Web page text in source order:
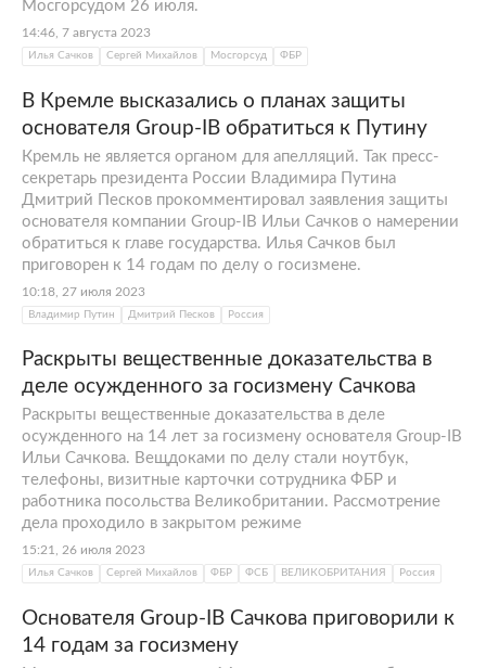
Научная лаборатория усилиями студентов в
тот же год трансформировалась в
полноценную компанию Group-IB
Основателями организации сталиДмитрий
Волкови Илья Сачков. Биография
начинающего предпринимателя начала
постепенно развиваться в секторе
исследования сложных киберпреступлений
и разработки средств предотвращения
кибератак.
Первое дело Group-IB касалось шантажа
высокопоставленного сотрудника крупной
нефтяной компании России, вспоминал
Илья Сачков. Биография структуры, таким
образом, получила новый виток развития
всего спустя несколько месяцев после
основания. Злоумышленник угрожал
распространить компрометирующие
фотоматериалы через электронную почту.
Расследование команды Сачкова Ильи,
длившееся две недели, выявило, что атаку
компании. Она использовала европейский
прокси-сервер для того, чтобы скрыть свою
Мосгорсудом 26 июля.
14:46, 7 августа 2023
Илья Сачков Сергей Михайлов Мосгорсуд ФБР
В Кремле высказались о планах защиты
основателя Group-IB обратиться к Путину
Кремль не является органом для апелляций. Так пресс-
секретарь президента России Владимира Путина
Дмитрий Песков прокомментировал заявления защиты
основателя компании Group-IB Ильи Сачков о намерении
обратиться к главе государства. Илья Сачков был
приговорен к 14 годам по делу о госизмене.
10:18, 27 июля 2023
Владимир Путин Дмитрий Песков Россия
Раскрыты вещественные доказательства в
деле осужденного за госизмену Сачкова
Раскрыты вещественные доказательства в деле
осужденного на 14 лет за госизмену основателя Group-IB
Ильи Сачкова. Вещдоками по делу стали ноутбук,
телефоны, визитные карточки сотрудника ФБР и
работника посольства Великобритании. Рассмотрение
дела проходило в закрытом режиме
15:21, 26 июля 2023
Илья Сачков Сергей Михайлов ФБР ФСБ ВЕЛИКОБРИТАНИЯ Россия
Основателя Group-IB Сачкова приговорили к
14 годам за госизмену